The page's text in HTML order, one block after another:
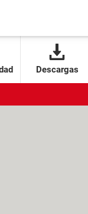
Descargas